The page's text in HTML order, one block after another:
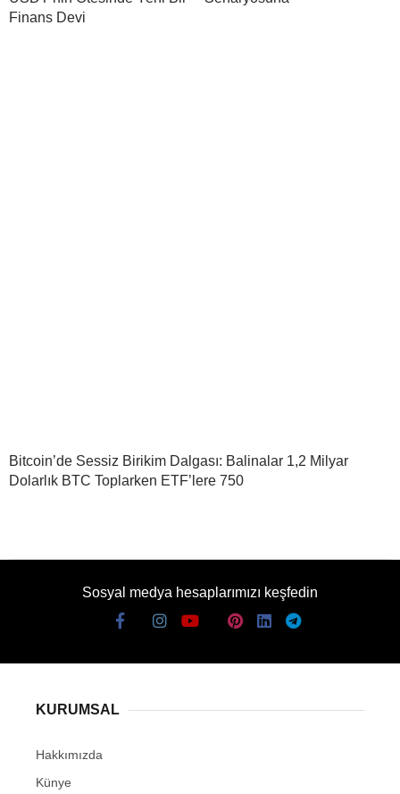
Finans Devi
Bitcoin’de Sessiz Birikim Dalgası: Balinalar 1,2 Milyar
Dolarlık BTC Toplarken ETF’lere 750
Sosyal medya hesaplarımızı keşfedin
KURUMSAL
Hakkımızda
Künye